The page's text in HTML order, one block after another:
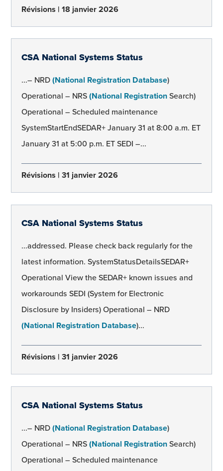
Révisions 18 janvier 2026
CSA National Systems Status
...– NRD(National Registration Database)
Operational – NRS(National RegistrationSearch)
Operational – Scheduled maintenance
SystemStartEndSEDAR+ January 31 at 8:00 a.m. ET
January 31 at 5:00 p.m. ET SEDI –...
Révisions 31 janvier 2026
CSA National Systems Status
...addressed. Please check back regularly for the
latest information. SystemStatusDetailsSEDAR+
Operational View the SEDAR+ known issues and
workarounds SEDI (System for Electronic
Disclosure by Insiders) Operational – NRD
(National Registration Database)...
Révisions 31 janvier 2026
CSA National Systems Status
...– NRD(National Registration Database)
Operational – NRS(National RegistrationSearch)
Operational – Scheduled maintenance